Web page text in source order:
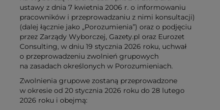
ustawy z dnia 7 kwietnia 2006 r. o informowaniu
pracowników i przeprowadzaniu z nimi konsultacji)
(dalej łącznie jako „Porozumienia”) oraz o podjęciu
przez Zarządy Wyborczej, Gazety.pl oraz Eurozet
Consulting, w dniu 19 stycznia 2026 roku, uchwał
o przeprowadzeniu zwolnień grupowych
na zasadach określonych w Porozumieniach.
Zwolnienia grupowe zostaną przeprowadzone
w okresie od 20 stycznia 2026 roku do 28 lutego
2026 roku i obejmą: